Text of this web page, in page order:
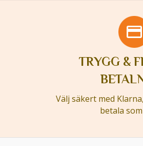
TRYGG &
Välj säkert med
betala